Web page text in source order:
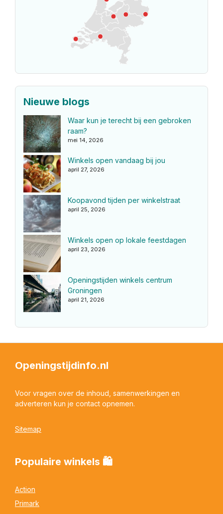
Nieuwe blogs
Waar kun je terecht bij een gebroken
raam?
mei 14, 2026
Winkels open vandaag bij jou
april 27, 2026
Koopavond tijden per winkelstraat
april 25, 2026
Winkels open op lokale feestdagen
april 23, 2026
Openingstijden winkels centrum
Groningen
april 21, 2026
Openingstijdinfo.nl
Voor vragen over de inhoud, samenwerkingen en
adverteren kun je contact opnemen.
Sitemap
Populaire winkels 🛍
Action
Primark